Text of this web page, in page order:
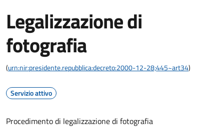
Legalizzazione di
fotografia
(urn:nir:presidente.repubblica:decreto:2000-12-28;445~art34)
Servizio attivo
Procedimento di legalizzazione di fotografia